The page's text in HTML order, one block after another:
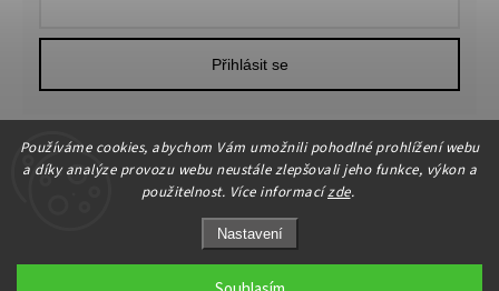
Používáme cookies, abychom Vám umožnili pohodlné prohlížení webu
a díky analýze provozu webu neustále zlepšovali jeho funkce, výkon a
použitelnost. Více informacízde.
Nastavení
Přihlásit se
HOME-DEKOR.cz